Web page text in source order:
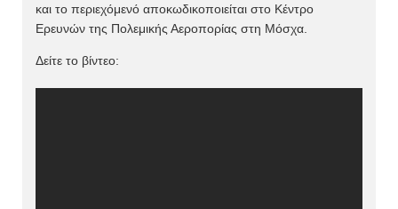
και το περιεχόμενό αποκωδικοποιείται στο Κέντρο
Ερευνών της Πολεμικής Αεροπορίας στη Μόσχα.
Δείτε το βίντεο: